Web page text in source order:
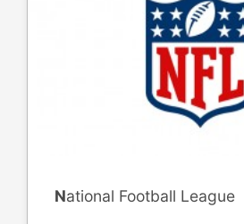
National Football League